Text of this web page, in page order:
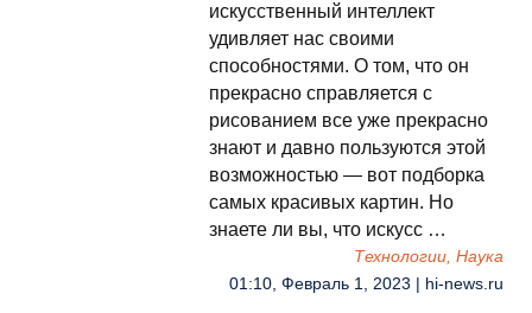
искусственный интеллект
удивляет нас своими
способностями. О том, что он
прекрасно справляется с
рисованием все уже прекрасно
знают и давно пользуются этой
возможностью — вот подборка
самых красивых картин. Но
знаете ли вы, что искусс …
Технологии, Наука
01:10, Февраль 1, 2023 | hi-news.ru